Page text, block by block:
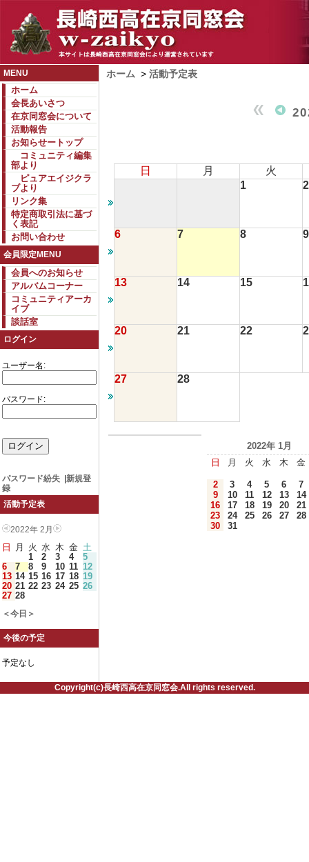
MENU
ホーム
会長あいさつ
在京同窓会について
活動報告
お知らせートップ
コミュニティ編集
部より
ピュアエイジクラ
ブより
リンク集
特定商取引法に基づ
く表記
お問い合わせ
会員限定MENU
会員へのお知らせ
アルバムコーナー
コミュニティアーカ
イブ
談話室
ログイン
ユーザー名:
パスワード:
パスワード紛失
新規登
録
活動予定表
2022年 2月
日 月 火 水 木 金 土
1
2 3 4
5
6
7 8 9 10 11 12
13 14 15 16 17 18 19
20 21 22 23 24 25 26
27 28
＜今日＞
今後の予定
予定なし
ホーム > 活動予定表
日 月
火
1
2
6 7 8 9
13 14 15
20 21 22
27 28
2022年 1月
日
月 火 水 木 金
2 3 4 5 6
7
9
10 11 12 13
14
16
17 18 19 20
21
23
24 25 26 27
28
30
31
Copyright(c)長崎西高在京同窓会.All rights reserved.